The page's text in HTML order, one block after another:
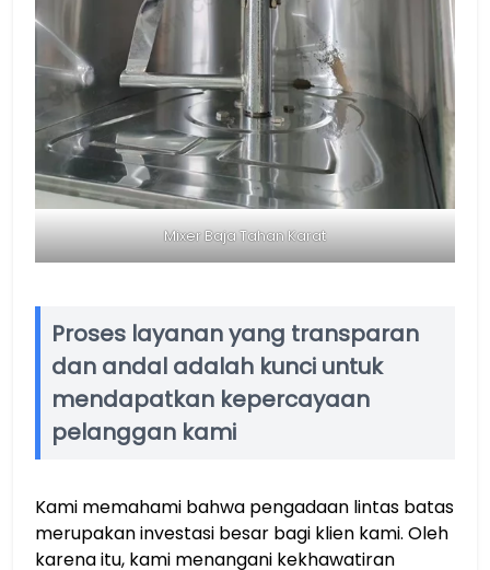
Mixer Baja Tahan Karat
Proses layanan yang transparan
dan andal adalah kunci untuk
mendapatkan kepercayaan
pelanggan kami
Kami memahami bahwa pengadaan lintas batas
merupakan investasi besar bagi klien kami. Oleh
karena itu, kami menangani kekhawatiran